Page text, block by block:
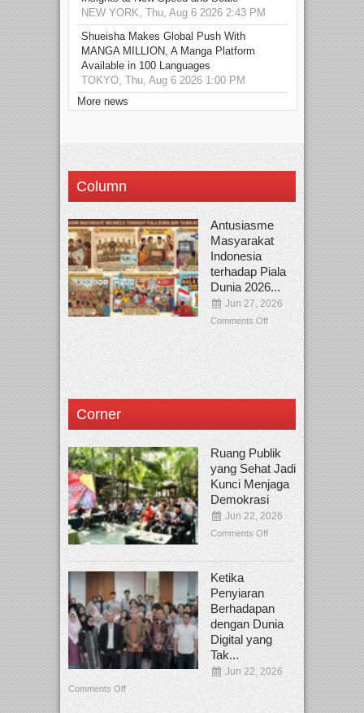
NEW YORK, Thu, Aug 6 2026 2:43 PM
Shueisha Makes Global Push With
MANGA MILLION, A Manga Platform
Available in 100 Languages
TOKYO, Thu, Aug 6 2026 1:00 PM
More news
Column
Antusiasme
Masyarakat
Indonesia
terhadap Piala
Dunia 2026...
Jun 27, 2026
Comments Off
Corner
Ruang Publik
yang Sehat Jadi
Kunci Menjaga
Demokrasi
Jun 22, 2026
Comments Off
Ketika
Penyiaran
Berhadapan
dengan Dunia
Digital yang
Tak...
Jun 22, 2026
Comments Off